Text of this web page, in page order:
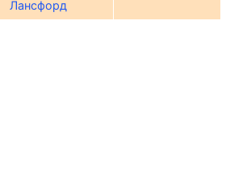
Лансфорд